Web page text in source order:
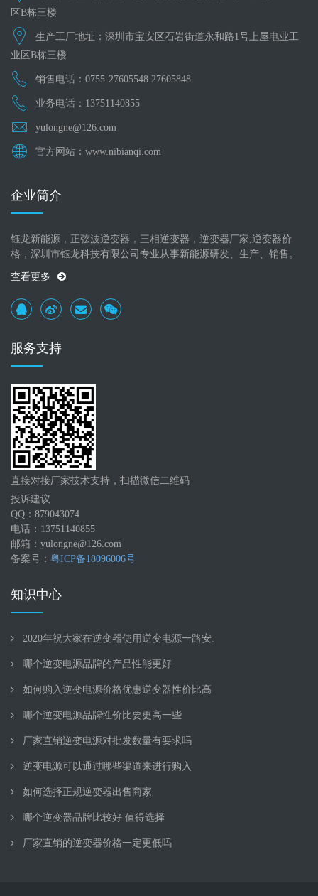
区B栋三楼
生产工厂地址：深圳市宝安区石岩街道永和路1号上屋电业工
业区B栋三楼
销售电话：0755-27605548 27605848
业务电话：13751140855
yulongne@126.com
官方网站：www.nibianqi.com
企业简介
钰龙新能源，正弦波逆变器，三相逆变器，逆变器厂家,逆变器价
格，深圳市钰龙科技有限公司专业从事新能源研发、生产、销售。
查看更多
服务支持
直接对接厂家技术支持，扫描微信二维码
投诉建议
QQ：879043074
电话：13751140855
邮箱：yulongne@126.com
备案号： 粤ICP备18096006号
知识中心
2020年祝大家在逆变器使用逆变电源一路安.
哪个逆变电源品牌的产品性能更好
如何购入逆变电源价格优惠逆变器性价比高
哪个逆变电源品牌性价比要更高一些
厂家直销逆变电源对批发数量有要求吗
逆变电源可以通过哪些渠道来进行购入
如何选择正规逆变器出售商家
哪个逆变器品牌比较好 值得选择
厂家直销的逆变器价格一定更低吗